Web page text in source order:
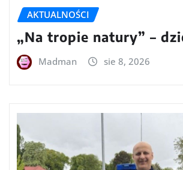
AKTUALNOŚCI
„Na tropie natury” –
Madman sie 8, 2026